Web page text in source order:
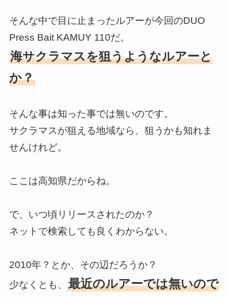
そんな中で目に止まったルアーが今回のDUO
Press Bait KAMUY 110だ。
海サクラマスを狙うようなルアーと
か？
そんな事は知った事では無いのです。
サクラマスが狙える地域なら、狙うかも知れま
せんけれど。
ここは高知県だからね。
で、いつ頃リリースされたのか？
ネットで検索しても良くわからない。
2010年？とか、その辺だろうか？
少なくとも、 最近のルアーでは無いので